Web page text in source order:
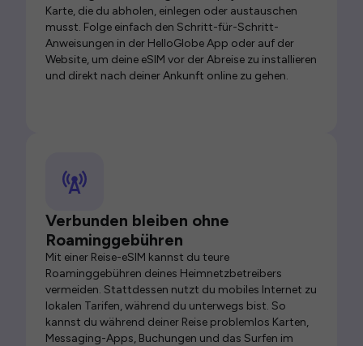
Karte, die du abholen, einlegen oder austauschen
musst. Folge einfach den Schritt-für-Schritt-
Anweisungen in der HelloGlobe App oder auf der
Website, um deine eSIM vor der Abreise zu installieren
und direkt nach deiner Ankunft online zu gehen.
Verbunden bleiben ohne
Roaminggebühren
Mit einer Reise-eSIM kannst du teure
Roaminggebühren deines Heimnetzbetreibers
vermeiden. Stattdessen nutzt du mobiles Internet zu
lokalen Tarifen, während du unterwegs bist. So
kannst du während deiner Reise problemlos Karten,
Messaging-Apps, Buchungen und das Surfen im